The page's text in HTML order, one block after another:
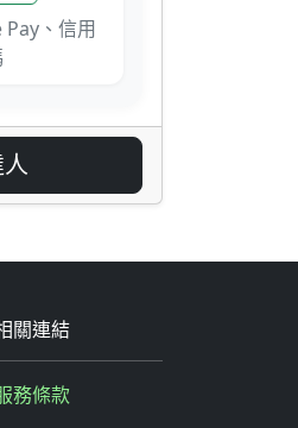
、信用
關連結
務條款